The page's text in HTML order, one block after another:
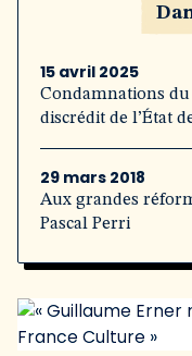
15 avril 2025
Condamnations du
discrédit de l’État
29 mars 2018
Aux grandes
Pascal Perri